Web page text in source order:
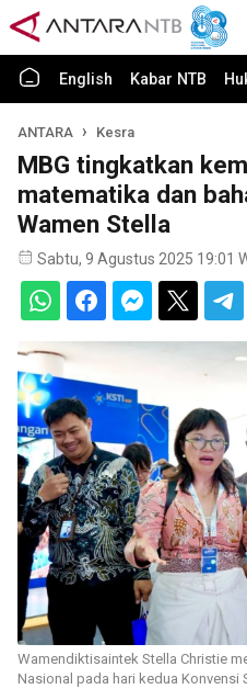
English Kabar NTB
ANTARA Kesra
MBG tingkatkan
matematika dan
Wamen Stella
Sabtu, 9 Agustus 2025 19:01
Wamendiktisaintek Stella Christie
Nasional pada hari kedua Konvensi